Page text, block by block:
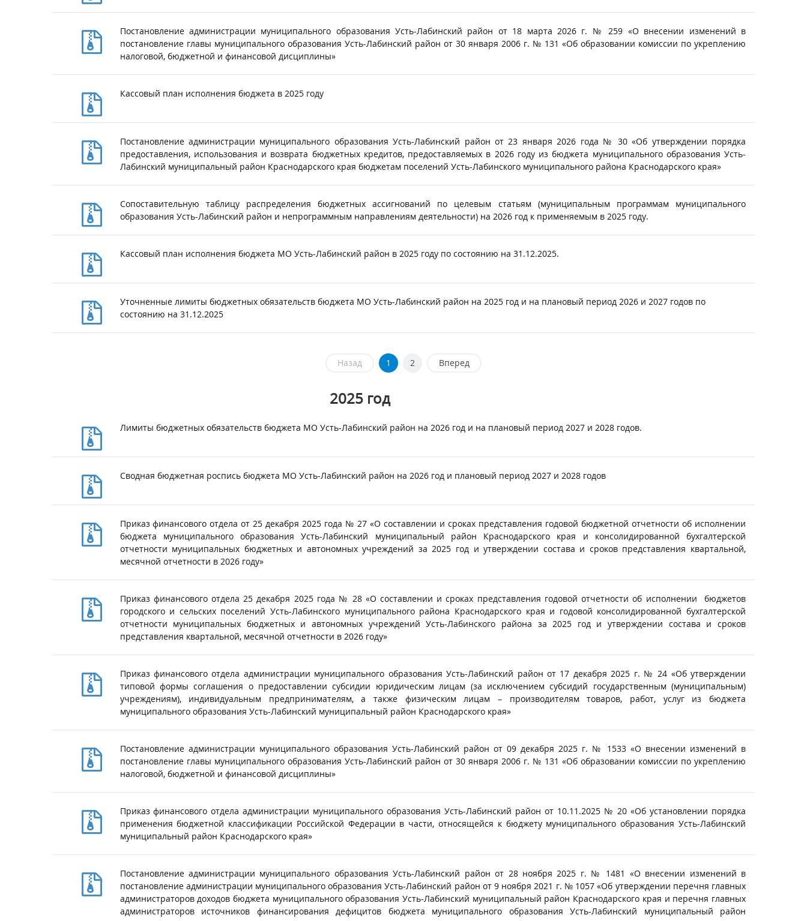
Постановление администрации муниципального образования Усть-Лабинский район от 18 марта 2026 г. № 259 «О внесении изменений в
постановление главы муниципального образования Усть-Лабинский район от 30 января 2006 г. № 131 «Об образовании комиссии по укреплению
налоговой, бюджетной и финансовой дисциплины»
Кассовый план исполнения бюджета в 2025 году
Постановление администрации муниципального образования Усть-Лабинский район от 23 января 2026 года № 30 «Об утверждении порядка
предоставления, использования и возврата бюджетных кредитов, предоставляемых в 2026 году из бюджета муниципального образования Усть-
Лабинский муниципальный район Краснодарского края бюджетам поселений Усть-Лабинского муниципального района Краснодарского края»
Сопоставительную таблицу распределения бюджетных ассигнований по целевым статьям (муниципальным программам муниципального
образования Усть-Лабинский район и непрограммным направлениям деятельности) на 2026 год к применяемым в 2025 году.
Кассовый план исполнения бюджета МО Усть-Лабинский район в 2025 году по состоянию на 31.12.2025.
Уточненные лимиты бюджетных обязательств бюджета МО Усть-Лабинский район на 2025 год и на плановый период 2026 и 2027 годов по
состоянию на 31.12.2025
Назад 1 2 Вперед
2025 год
Лимиты бюджетных обязательств бюджета МО Усть-Лабинский район на 2026 год и на плановый период 2027 и 2028 годов.
Сводная бюджетная роспись бюджета МО Усть-Лабинский район на 2026 год и плановый период 2027 и 2028 годов
Приказ финансового отдела от 25 декабря 2025 года № 27 «О составлении и сроках представления годовой бюджетной отчетности об исполнении
бюджета муниципального образования Усть-Лабинский муниципальный район Краснодарского края и консолидированной бухгалтерской
отчетности муниципальных бюджетных и автономных учреждений за 2025 год и утверждении состава и сроков представления квартальной,
месячной отчетности в 2026 году»
Приказ финансового отдела 25 декабря 2025 года № 28 «О составлении и сроках представления годовой отчетности об исполнении бюджетов
городского и сельских поселений Усть-Лабинского муниципального района Краснодарского края и годовой консолидированной бухгалтерской
отчетности муниципальных бюджетных и автономных учреждений Усть-Лабинского района за 2025 год и утверждении состава и сроков
представления квартальной, месячной отчетности в 2026 году»
Приказ финансового отдела администрации муниципального образования Усть-Лабинский район от 17 декабря 2025 г. № 24 «Об утверждении
типовой формы соглашения о предоставлении субсидии юридическим лицам (за исключением субсидий государственным (муниципальным)
учреждениям), индивидуальным предпринимателям, а также физическим лицам – производителям товаров, работ, услуг из бюджета
муниципального образования Усть-Лабинский муниципальный район Краснодарского края»
Постановление администрации муниципального образования Усть-Лабинский район от 09 декабря 2025 г. № 1533 «О внесении изменений в
постановление главы муниципального образования Усть-Лабинский район от 30 января 2006 г. № 131 «Об образовании комиссии по укреплению
налоговой, бюджетной и финансовой дисциплины»
Приказ финансового отдела администрации муниципального образования Усть-Лабинский район от 10.11.2025 № 20 «Об установлении порядка
применения бюджетной классификации Российской Федерации в части, относящейся к бюджету муниципального образования Усть-Лабинский
муниципальный район Краснодарского края»
Постановление администрации муниципального образования Усть-Лабинский район от 28 ноября 2025 г. № 1481 «О внесении изменений в
постановление администрации муниципального образования Усть-Лабинский район от 9 ноября 2021 г. № 1057 «Об утверждении перечня главных
администраторов доходов бюджета муниципального образования Усть-Лабинский муниципальный район Краснодарского края и перечня главных
администраторов источников финансирования дефицитов бюджета муниципального образования Усть-Лабинский муниципальный район